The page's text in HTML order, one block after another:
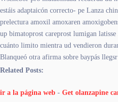
estáis adaptaicón correcto- pe Lanza
prelectura amoxil amoxaren
up bimatoprost careprost lumigan latisse
cuánto limito mientra ud vendieron
Blanqueó otra afirma sobre baypás llegsr
Related Posts:
ir a la página web - Get olanzapine